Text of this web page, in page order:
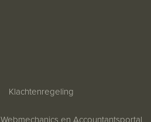
Klachtenregeling
Webmechanics en Accountantsportal